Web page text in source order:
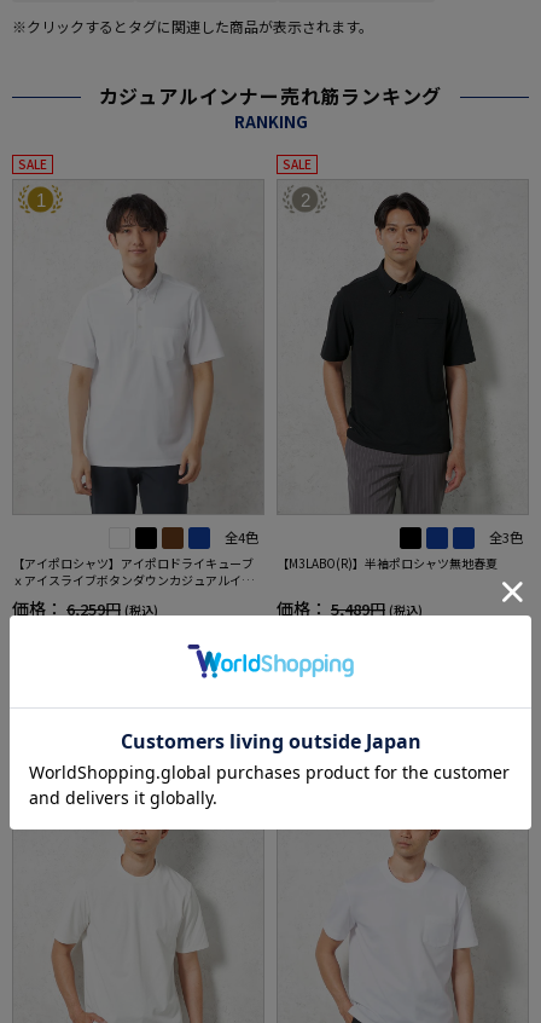
※クリックするとタグに関連した商品が表示されます。
カジュアルインナー売れ筋ランキング
RANKING
SALE
1
全4色
【アイポロシャツ】アイポロドライキューブ
ｘアイスライブボタンダウンカジュアルイン
ナー吸汗速乾抗菌加工ストレッチ形態安定春
夏
価格： 6,259円 (税込)
★2点で1,000円OFF／3点で3,00
0円OFF対象
SALE
2
全3色
【M3LABO(R)】半袖ポロシャツ無地春夏
価格： 5,489円 (税込)
WEB価格： 3,890円
3